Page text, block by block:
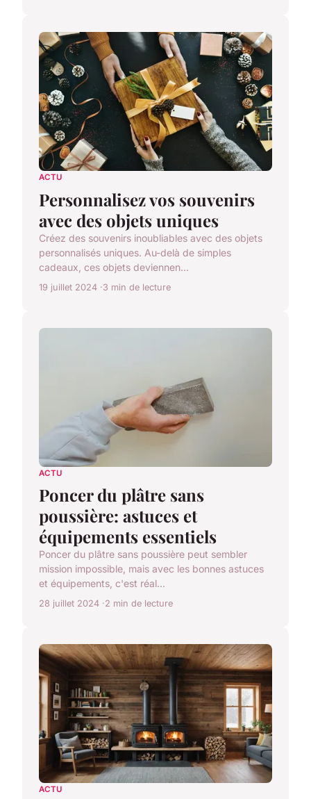
ACTU
Personnalisez vos souvenirs
avec des objets uniques
Créez des souvenirs inoubliables avec des objets
personnalisés uniques. Au-delà de simples
cadeaux, ces objets deviennen...
19 juillet 2024 3 min de lecture
ACTU
Poncer du plâtre sans
poussière: astuces et
équipements essentiels
Poncer du plâtre sans poussière peut sembler
mission impossible, mais avec les bonnes astuces
et équipements, c'est réal...
28 juillet 2024 2 min de lecture
ACTU